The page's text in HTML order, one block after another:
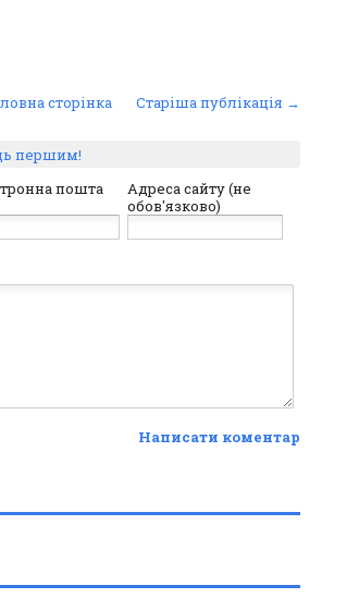
Старіша публікація →
сторінка
першим!
пошта
Адреса сайту (не
обов'язково)
Написати коментар